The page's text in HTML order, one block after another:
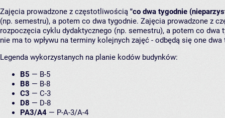
Zajęcia prowadzone z częstotliwością "co dwa tygodnie
(np. semestru), a potem co dwa tygodnie. Zajęcia prowadzone z
rozpoczęcia cyklu dydaktycznego (np. semestru), a potem co
nie ma to wpływu na terminy kolejnych zajęć - odbędą się one
Legenda wykorzystanych na planie kodów budynków:
B5 — B-5
B8 — B-8
C3 — C-3
D8 — D-8
PA3/A4 — P-A-3/A-4